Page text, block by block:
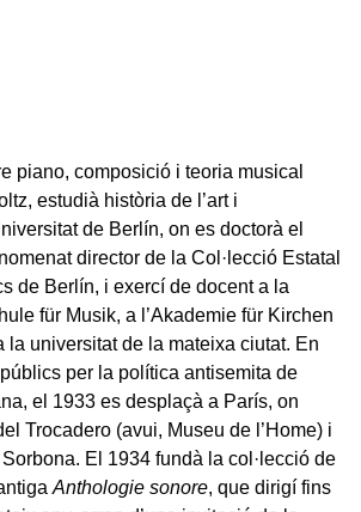
piano, composició i teoria musical
estudià història de l’art i
de Berlín, on es doctorà el
director de la Col·lecció Estatal
de Berlín, i exercí de docent a la
für Musik, a l’Akademie für Kirchen
la universitat de la mateixa ciutat. En
per la política antisemita de
el 1933 es desplaçà a París, on
Trocadero (avui, Museu de l’Home) i
El 1934 fundà la col·lecció de
Anthologie sonore, que dirigí fins